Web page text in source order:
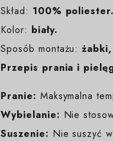
Skład: 100% poliester.
Kolor: biały.
Sposób montażu:
Przepis prania i
Pranie: Maksymalna
Wybielanie: Nie
Suszenie: Nie suszyć